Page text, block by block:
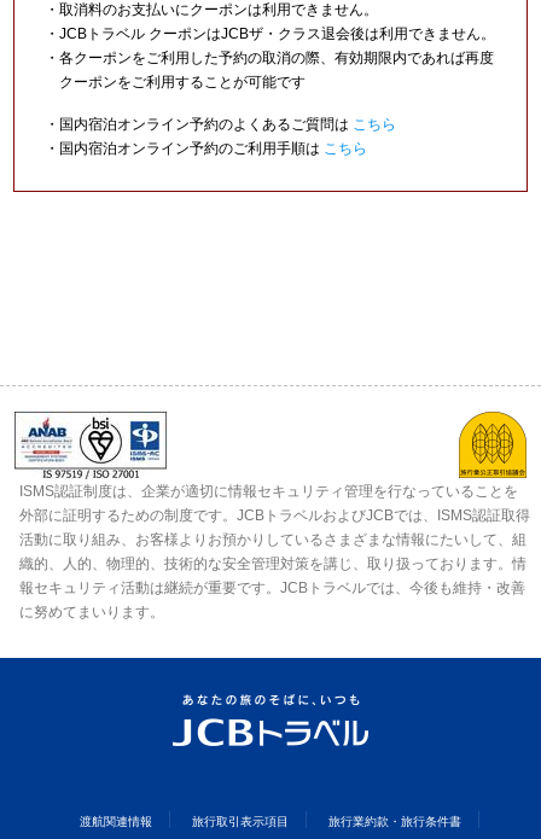
・取消料のお支払いにクーポンは利用できません。
・JCBトラベル クーポンはJCBザ・クラス退会後は利用できません。
・各クーポンをご利用した予約の取消の際、有効期限内であれば再度
クーポンをご利用することが可能です
・国内宿泊オンライン予約のよくあるご質問は こちら
・国内宿泊オンライン予約のご利用手順は こちら
ISMS認証制度は、企業が適切に情報セキュリティ管理を行なっていることを
外部に証明するための制度です。JCBトラベルおよびJCBでは、ISMS認証取得
活動に取り組み、お客様よりお預かりしているさまざまな情報にたいして、組
織的、人的、物理的、技術的な安全管理対策を講じ、取り扱っております。情
報セキュリティ活動は継続が重要です。JCBトラベルでは、今後も維持・改善
に努めてまいります。
渡航関連情報 旅行取引表示項目 旅行業約款・旅行条件書